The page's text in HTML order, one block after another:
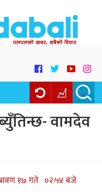
वामदेव
१७ गते ०२:५४ बजे